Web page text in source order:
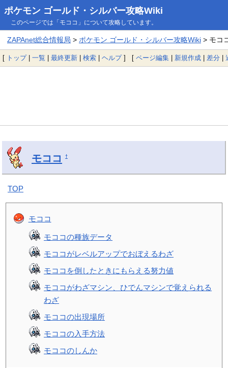
ポケモン ゴールド・シルバー攻略Wiki
このページでは「モココ」について攻略しています。
ZAPAnet総合情報局 > ポケモン ゴールド・シルバー攻略Wiki> モコ
[ トップ| 一覧 | 最終更新 | 検索 | ヘルプ] [ ページ編集 | 新規作成 | 差分 |
モココ †
TOP
モココ
モココの種族データ
モココがレベルアップでおぼえるわざ
モココを倒したときにもらえる努力値
モココがわざマシン、ひでんマシンで覚えられる
わざ
モココの出現場所
モココの入手方法
モココのしんか